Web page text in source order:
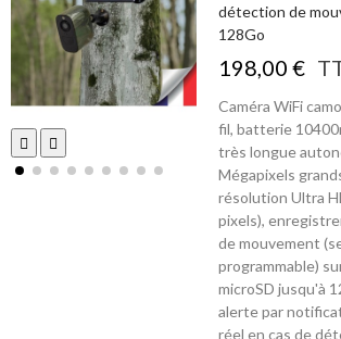
détection de
128Go
198,00 €
Caméra WiFi
fil, batterie
très longue
Mégapixels
résolution Ultra
pixels),
de mouvement
programmable)
microSD jusqu'à
alerte par
réel en cas de